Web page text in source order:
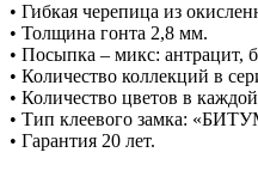
• Гибкая черепица из
• Толщина гонта 2,8 мм.
• Посыпка – микс: антрацит,
• Количество коллекций в
• Количество цветов в
• Тип клеевого замка:
• Гарантия 20 лет.